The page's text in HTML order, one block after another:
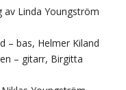
av Linda Youngström
– bas, Helmer Kiland
– gitarr, Birgitta